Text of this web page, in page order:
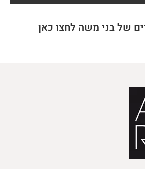
של בני משה לחצו כאן